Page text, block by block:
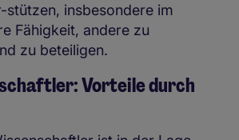
stützen, insbesondere im
Fähigkeit, andere zu
zu beteiligen.
Vorteile durch